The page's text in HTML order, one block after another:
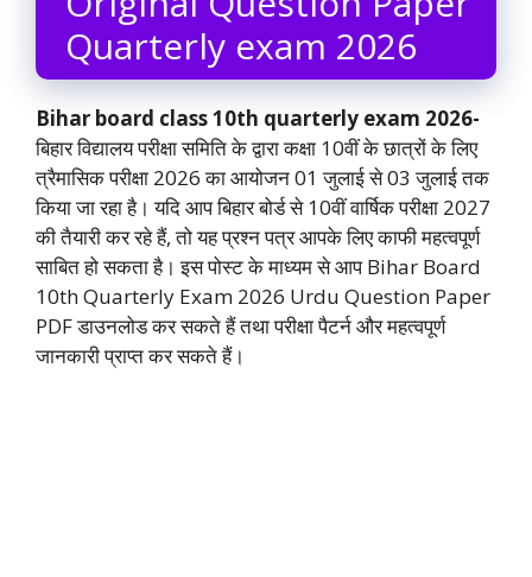
Quarterly exam 2026
Bihar board class 10th quarterly exam 2026-
बिहार विद्यालय परीक्षा समिति के द्वारा कक्षा 10वीं के छात्रों के लिए
त्रैमासिक परीक्षा 2026 का आयोजन 01 जुलाई से 03 जुलाई तक
किया जा रहा है। यदि आप बिहार बोर्ड से 10वीं वार्षिक परीक्षा 2027
की तैयारी कर रहे हैं, तो यह प्रश्न पत्र आपके लिए काफी महत्वपूर्ण
साबित हो सकता है। इस पोस्ट के माध्यम से आप Bihar Board
10th Quarterly Exam 2026 Urdu Question Paper
PDF डाउनलोड कर सकते हैं तथा परीक्षा पैटर्न और महत्वपूर्ण
जानकारी प्राप्त कर सकते हैं।